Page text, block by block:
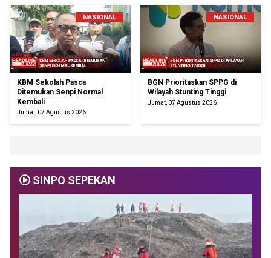
NASIONAL
KBM Sekolah Pasca
Ditemukan Senpi Normal
Kembali
Jumat, 07 Agustus 2026
NASIONAL
BGN Prioritaskan SPPG di
Wilayah Stunting Tinggi
Jumat, 07 Agustus 2026
SINPO SEPEKAN